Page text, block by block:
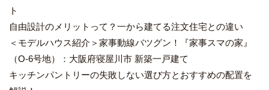
ト
自由設計のメリットって？一から建てる注文住宅との違い
＜モデルハウス紹介＞家事動線バツグン！『家事スマの家』
（O-6号地）：大阪府寝屋川市 新築一戸建て
キッチンパントリーの失敗しない選び方とおすすめの配置を